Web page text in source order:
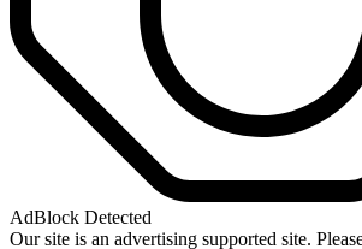
AdBlock Detected
Our site is an advertising supported site.